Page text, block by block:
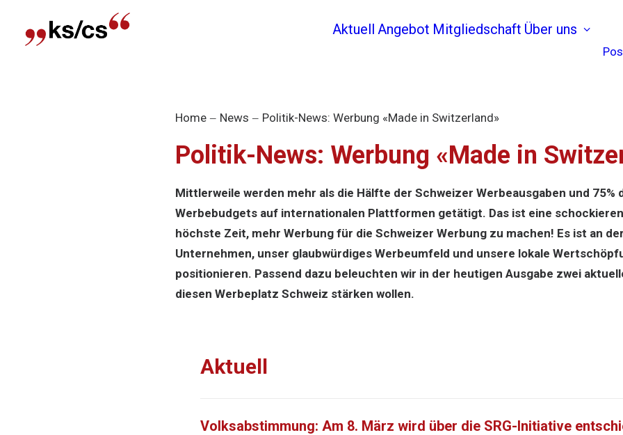
Aktuell Angebot Mitgliedschaft Über uns
Home News Politik-News: Werbung «Made in Switzerland»
Politik-News: Werbung «Made in
Mittlerweile werden mehr als die Hälfte der Schweizer Werbeausgaben und 75%
Werbebudgets auf internationalen Plattformen getätigt. Das ist eine
höchste Zeit, mehr Werbung für die Schweizer Werbung zu machen! Es ist an
Unternehmen, unser glaubwürdiges Werbeumfeld und unsere lokale
positionieren. Passend dazu beleuchten wir in der heutigen Ausgabe zwei
diesen Werbeplatz Schweiz stärken wollen.
Aktuell
Volksabstimmung: Am 8. März wird über die SRG-Initiative